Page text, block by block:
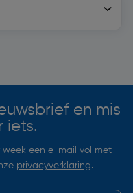
en mis
iets.
een e-mail vol met
privacyverklaring.